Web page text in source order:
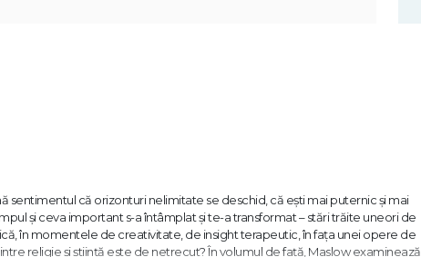
că orizonturi nelimitate se deschid, că ești mai puternic și mai
și ceva important s-a întâmplat și te-a transformat – stări trăite uneori de
în momentele de creativitate, de insight terapeutic, în fața unei opere de
religie și știință este de netrecut? În volumul de față, Maslow examinează